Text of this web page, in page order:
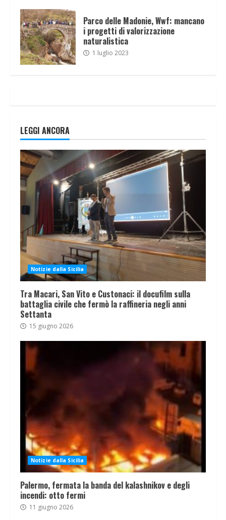
Parco delle Madonie, Wwf: mancano
i progetti di valorizzazione
naturalistica
1 luglio 2023
LEGGI ANCORA
Notizie dalla Sicilia
Tra Macari, San Vito e Custonaci: il docufilm sulla
battaglia civile che fermò la raffineria negli anni
Settanta
15 giugno 2026
Notizie dalla Sicilia
Palermo, fermata la banda del kalashnikov e degli
incendi: otto fermi
11 giugno 2026